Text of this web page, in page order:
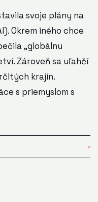
svoje plány na
Okrem iného chce
„globálnu
Zároveň sa uľahčí
krajín.
s priemyslom s
↗